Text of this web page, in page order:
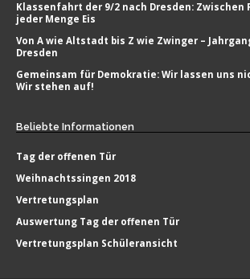
Klassenfahrt der 9/2 nach Dresden: Zwischen
jeder Menge Eis
Von A wie Altstadt bis Z wie Zwinger –
Dresden
Gemeinsam für Demokratie: Wir lassen uns
Wir stehen auf!
Beliebte Informationen
Tag der offenen Tür
Weihnachtssingen 2018
Vertretungsplan
Auswertung Tag der offenen Tür
Vertretungsplan Schüleransicht